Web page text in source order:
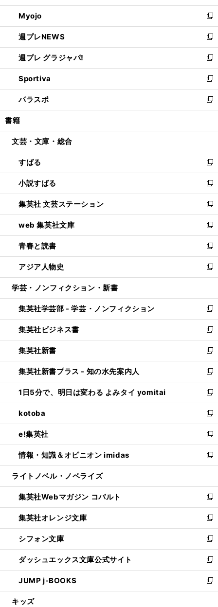
開
く
ウ
で
開
く
ン
ド
ウ
で
開
く
ウ
ィ
ン
ド
ウ
で
開
く
Myojo
新
し
い
ウ
ィ
ン
ド
ウ
で
開
週プレNEWS
新
し
い
ウ
ィ
ン
ド
ウ
開
週プレ グラジャパ!
新
し
い
ウ
ィ
ン
ウ
開
く
Sportiva
新
し
い
ウ
ン
ウ
で
開
く
パラスポ
新
し
ウ
ン
ド
ウ
で
開
く
書籍
文芸・文庫・総合
すばる
新
し
い
ウ
ィ
ン
ド
ウ
で
開
く
小説すばる
新
し
い
ウ
ィ
ン
ド
ウ
で
開
集英社 文芸ステーション
新
し
い
ウ
ィ
ン
ド
ウ
開
く
web 集英社文庫
新
し
い
ウ
ィ
ン
ウ
で
開
く
青春と読書
新
し
い
ウ
ン
ド
ウ
で
開
く
アジア人物史
新
し
ウ
ィ
ン
ド
ウ
で
開
く
学芸・ノンフィクション・新書
集英社学芸部 - 学芸・ノンフィクション
新
し
い
ウ
ィ
ン
ド
ウ
で
開
く
集英社ビジネス書
新
し
い
ウ
ィ
ン
ド
ウ
で
開
く
集英社新書
新
し
い
ウ
ィ
ン
ド
ウ
で
開
く
集英社新書プラス - 知の水先案内人
新
し
い
ウ
ィ
ン
ド
ウ
で
開
1日5分で、明日は変わる よみタイ yomitai
新
し
い
ウ
ィ
ン
ド
ウ
開
く
kotoba
新
し
い
ウ
ィ
ン
ウ
で
開
く
e!集英社
新
し
い
ウ
ン
ド
ウ
で
開
く
情報・知識＆オピニオン imidas
新
し
ウ
ィ
ン
ド
ウ
で
開
く
ライトノベル・ノベライズ
集英社Webマガジン コバルト
新
し
い
ウ
ィ
ン
ド
ウ
で
開
集英社オレンジ文庫
新
し
い
ウ
ィ
ン
ド
ウ
シフォン文庫
新
し
い
ウ
ィ
ン
ダッシュエックス文庫公式サイト
新
し
い
ウ
JUMP j-BOOKS
新
し
キッズ